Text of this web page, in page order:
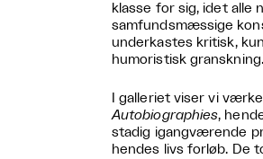
klasse for sig, idet alle
samfundsmæssige
underkastes kritisk,
humoristisk granskning.
I galleriet viser vi
Autobiographies,
stadig igangværende
hendes livs forløb. De